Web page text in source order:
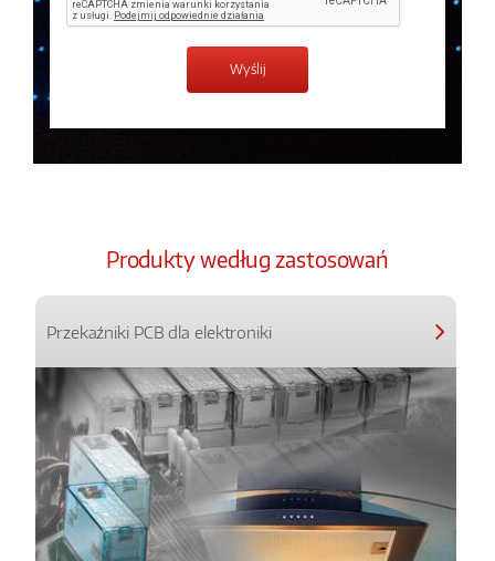
Produkty według zastosowań
Przekaźniki PCB dla elektroniki